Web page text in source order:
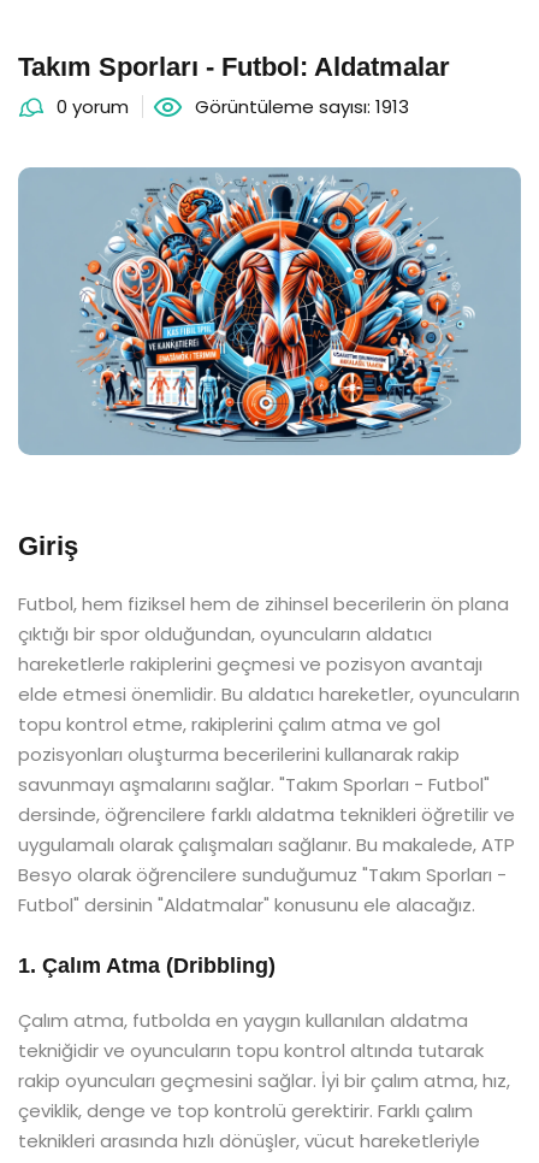
Takım Sporları - Futbol: Aldatmalar
0 yorum Görüntüleme sayısı: 1913
Giriş
Futbol, hem fiziksel hem de zihinsel becerilerin ön plana
çıktığı bir spor olduğundan, oyuncuların aldatıcı
hareketlerle rakiplerini geçmesi ve pozisyon avantajı
elde etmesi önemlidir. Bu aldatıcı hareketler, oyuncuların
topu kontrol etme, rakiplerini çalım atma ve gol
pozisyonları oluşturma becerilerini kullanarak rakip
savunmayı aşmalarını sağlar. "Takım Sporları - Futbol"
dersinde, öğrencilere farklı aldatma teknikleri öğretilir ve
uygulamalı olarak çalışmaları sağlanır. Bu makalede, ATP
Besyo olarak öğrencilere sunduğumuz "Takım Sporları -
Futbol" dersinin "Aldatmalar" konusunu ele alacağız.
1. Çalım Atma (Dribbling)
Çalım atma, futbolda en yaygın kullanılan aldatma
tekniğidir ve oyuncuların topu kontrol altında tutarak
rakip oyuncuları geçmesini sağlar. İyi bir çalım atma, hız,
çeviklik, denge ve top kontrolü gerektirir. Farklı çalım
teknikleri arasında hızlı dönüşler, vücut hareketleriyle